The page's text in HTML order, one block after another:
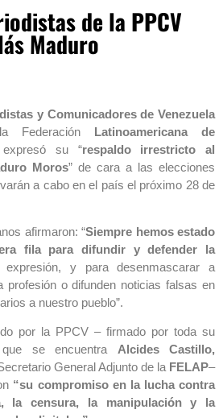
de la PPCV
Maduro
y Comunicadores de Venezuela
Federación Latinoamericana de
expresó su “respaldo irrestricto al
Moros” de cara a las elecciones
a cabo en el país el próximo 28 de
afirmaron: “Siempre hemos estado
fila para difundir y defender la
y para desenmascarar a
profesión o difunden noticias falsas en
a nuestro pueblo”.
por la PPCV – firmado por toda su
se encuentra Alcides Castillo,
General Adjunto de la FELAP–
“su compromiso en la lucha contra
la censura, la manipulación y la